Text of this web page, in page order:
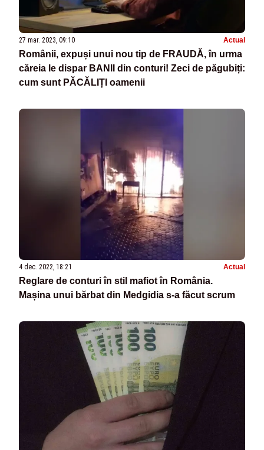
27 mar. 2023, 09:10 Actual
Românii, expuși unui nou tip de FRAUDĂ, în urma
căreia le dispar BANII din conturi! Zeci de păgubiți:
cum sunt PĂCĂLIȚI oamenii
4 dec. 2022, 18:21 Actual
Reglare de conturi în stil mafiot în România.
Mașina unui bărbat din Medgidia s-a făcut scrum